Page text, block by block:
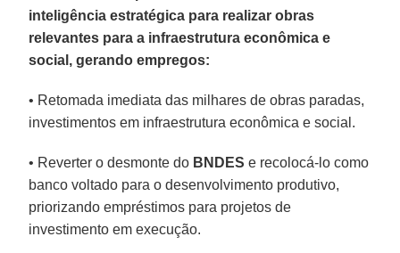
inteligência estratégica para realizar obras
relevantes para a infraestrutura econômica e
social, gerando empregos:
• Retomada imediata das milhares de obras paradas,
investimentos em infraestrutura econômica e social.
• Reverter o desmonte do BNDES e recolocá-lo como
banco voltado para o desenvolvimento produtivo,
priorizando empréstimos para projetos de
investimento em execução.